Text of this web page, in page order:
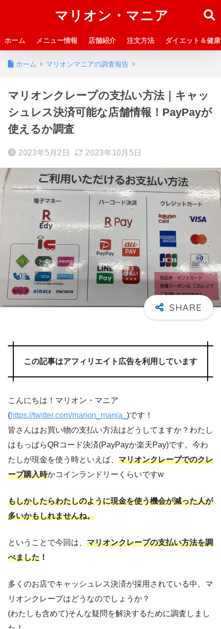
マリオン・マニア
ホーム メニュー情報 店舗紹介 注文方法 ダイエット＆健康
ホーム マリオンマニアの調査報告
マリオンクレープの支払い方法｜キャッ
シュレス決済可能な店舗情報！PayPayが
使えるか調査
2023年5月2日 2023年10月5日
この記事はアフィリエイト広告を利用しています
こんにちは！マリオン・マニア
(https://twitter.com/marion_mania_ )です！
皆さんはお買い物の支払い方法はどうしてますか？わたし
はもっぱらQRコード決済(PayPayか楽天Pay)です。今わ
たしが現金を使う時といえば、 マリオンクレープでのクレ
ープ購入時かコインランドリーくらいですw
もしかしたらわたしのように現金を使う機会が減った人が
多いかもしれませんね。
ということで今回は、 マリオンクレープの支払い方法を調
べました ！
多くのお店でキャッシュレス決済が採用されている中、マ
リオンクレープはどうなのでしょうか？
(わたしも含めて)そんな疑問を解決するために調査しまし